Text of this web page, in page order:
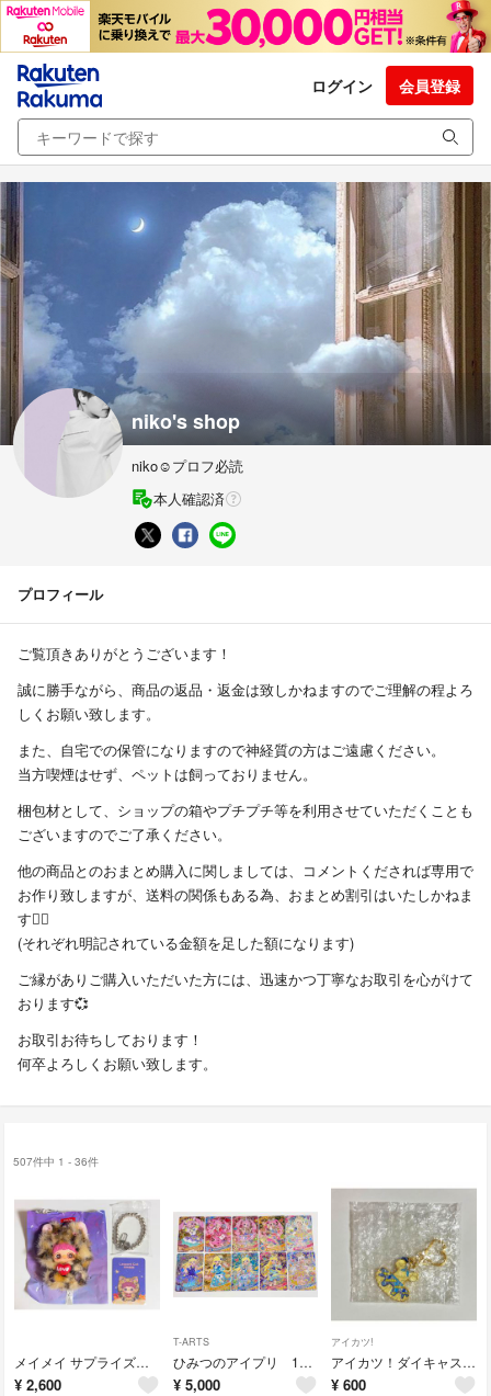
ログイン 会員登録
niko's shop
niko☺︎プロフ必読
本人確認済
プロフィール
ご覧頂きありがとうございます！
誠に勝手ながら、商品の返品・返金は致しかねますのでご理解の程よろ
しくお願い致します。
また、自宅での保管になりますので神経質の方はご遠慮ください。
当方喫煙はせず、ペットは飼っておりません。
梱包材として、ショップの箱やプチプチ等を利用させていただくことも
ございますのでご了承ください。
他の商品とのおまとめ購入に関しましては、コメントくだされば専用で
お作り致しますが、送料の関係もある為、おまとめ割引はいたしかねま
す🙇‍♀️
(それぞれ明記されている金額を足した額になります)
ご縁がありご購入いただいた方には、迅速かつ丁寧なお取引を心がけて
おります💞
お取引お待ちしております！
何卒よろしくお願い致します。
507件中 1 - 36件
メイメイ サプライズパーティー ぬいぐるみキーホルダー
¥ 2,600
T-ARTS
ひみつのアイプリ 10枚セット ⭐︎4カード
¥ 5,000
アイカツ!
アイカツ！ダイキャストドレスチャーム
¥ 600